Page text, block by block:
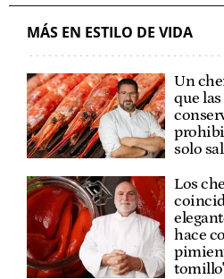
MÁS EN ESTILO DE VIDA
Un
que
solo
Los
hace